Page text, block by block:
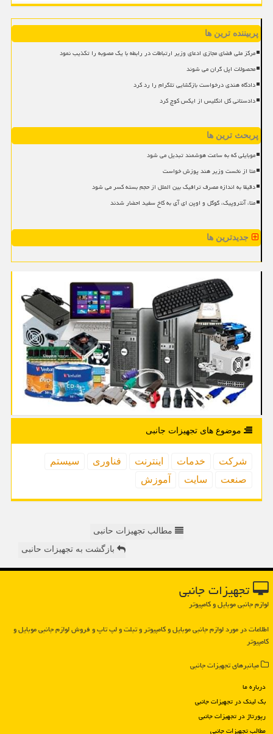
پربیننده ترین ها
مرکز ملی فضای مجازی ادعای وزیر ارتباطات در رابطه با یک مصوبه را تکذیب نمود
محصولات اپل گران می شوند
دادگاه هندی درخواست بازگشایی تلگرام را رد کرد
دادستانی کل انگلیس از ایکس کوچ کرد
پربحث ترین ها
موبایلی که به ساعت هوشمند تبدیل می شود
متا از نخست وزیر هند پوزش خواست
دقیقا به اندازه مصرف ترافیک بین الملل از حجم بسته کسر می شود
متا، آنتروپیک، گوگل و اوپن ای آی به کاخ سفید احضار شدند
جدیدترین ها
موضوع های تجهیزات جانبی
شركت خدمات اینترنت فناوری
سیستم
صنعت
سایت آموزش
مطالب تجهیزات حانبی
بازگشت به تجهیزات حانبی
تجهیزات جانبی
لوازم جانبی موبایل و کامپیوتر
اطلاعات در مورد لوازم جانبی موبایل و كامپیوتر و تبلت و لپ تاپ و فروش لوازم جانبی موبایل و
كامپیوتر
میانبرهای تجهیزات جانبی
درباره ما
بک لینک در تجهیزات جانبی
رپورتاژ در تجهیزات جانبی
مطالب تجهیزات جانبی